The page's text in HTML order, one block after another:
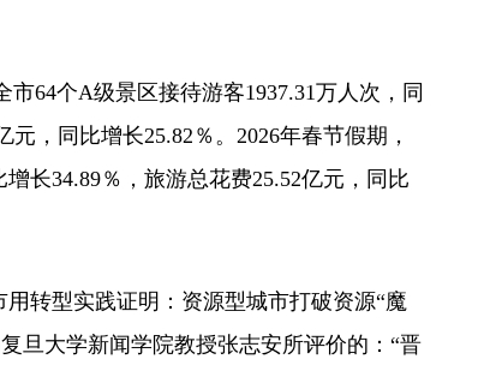
64个A级景区接待游客1937.31万人次，同
，同比增长25.82％。2026年春节假期，
长34.89％，旅游总花费25.52亿元，同比
用转型实践证明：资源型城市打破资源“魔
旦大学新闻学院教授张志安所评价的：“晋